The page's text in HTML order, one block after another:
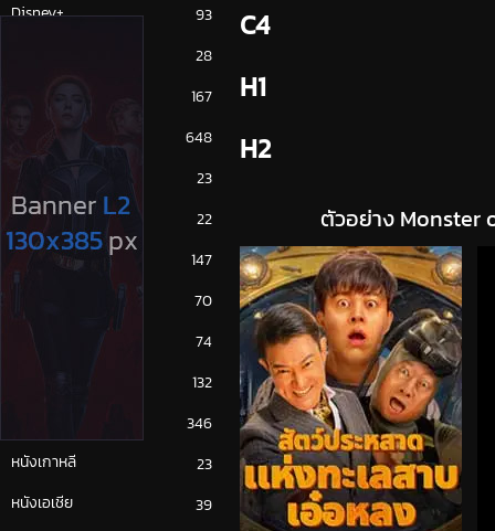
Disney+
93
28
167
NETFLIX
648
23
ซีรีย์ญี่ปุ่น
22
ซีรีย์ฝรั่ง
147
70
74
132
346
หนังเกาหลี
23
หนังเอเชีย
39
C4
H1
H2
ตัวอย่าง Monster